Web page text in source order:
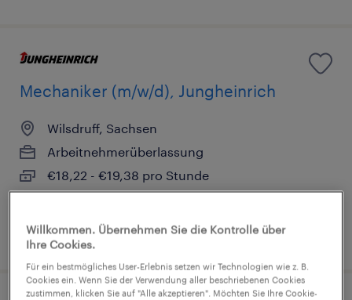
Mechaniker (m/w/d), Jungheinrich
Wilsdruff, Sachsen
Arbeitnehmerüberlassung
€18,22 - €19,38 pro Stunde
5. August 2026
Willkommen. Übernehmen Sie die Kontrolle über
Ihre Cookies.
Für ein bestmögliches User-Erlebnis setzen wir Technologien wie z. B.
Cookies ein. Wenn Sie der Verwendung aller beschriebenen Cookies
zustimmen, klicken Sie auf "Alle akzeptieren". Möchten Sie Ihre Cookie-